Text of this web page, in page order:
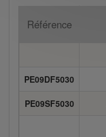
Référence
PE09DF5030
PE09SF5030